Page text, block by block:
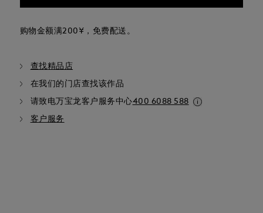
购物金额满200¥，免费配送。
查找精品店
在我们的门店查找该作品
请致电万宝龙客户服务中心400 6088 588
客户服务